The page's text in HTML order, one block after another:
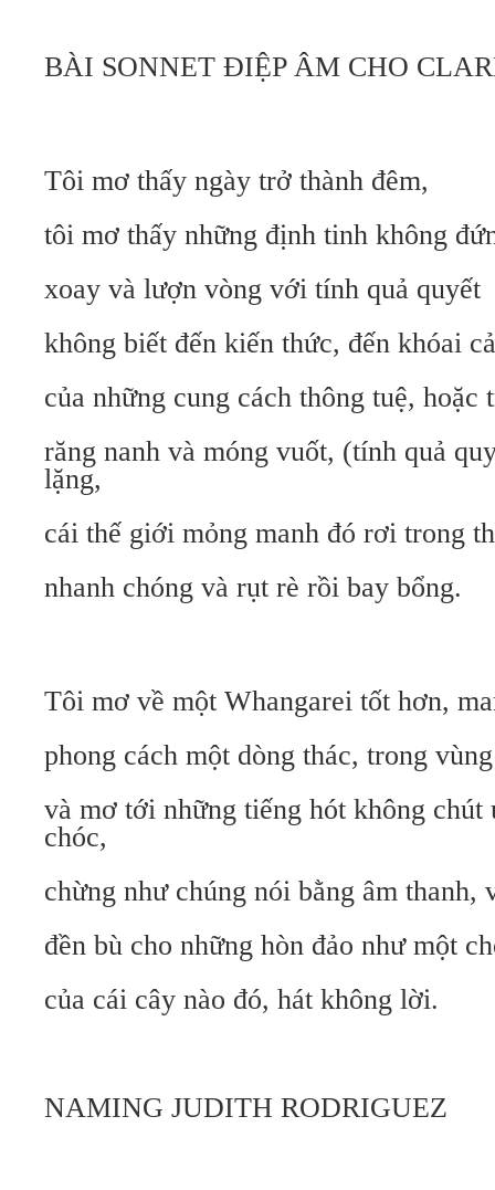
BÀI SONNET ĐIỆP ÂM CHO
Tôi mơ thấy ngày trở thành đêm,
tôi mơ thấy những định tinh không
xoay và lượn vòng với tính quả quyết
không biết đến kiến thức, đến khóai
của những cung cách thông tuệ, hoặc
răng nanh và móng vuốt, (tính quả
lặng,
cái thế giới mỏng manh đó rơi trong
nhanh chóng và rụt rè rồi bay bổng.
Tôi mơ về một Whangarei tốt hơn,
phong cách một dòng thác, trong
và mơ tới những tiếng hót không chút
chóc,
chừng như chúng nói bằng âm thanh,
đền bù cho những hòn đảo như một
của cái cây nào đó, hát không lời.
NAMING JUDITH RODRIGUEZ